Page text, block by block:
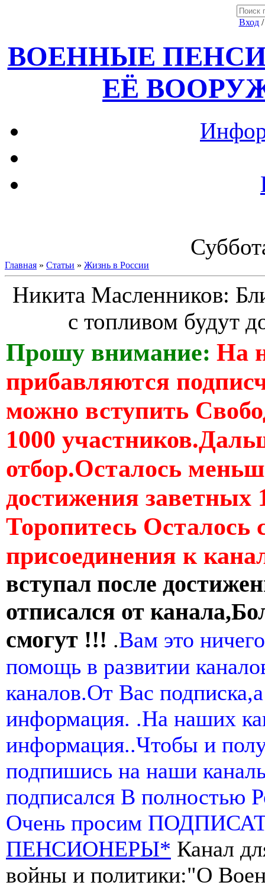
Вход
ВОЕННЫЕ
ЕЁ
Главная » Статьи » Жизнь в России
Никита Масленников:
с топливом будут
Прошу внимание: На
прибавляются
можно вступить
1000
отбор.Осталось
достижения заветных
Торопитесь Осталось
присоединения к
вступал после
отписался от
смогут !!! .Вам это
помощь в развитии
каналов.От Вас
информация. .На наших
информация..Чтобы и
подпишись на наши
подписался В полностью
Очень просим
ПЕНСИОНЕРЫ* Канал
войны и политики:"О